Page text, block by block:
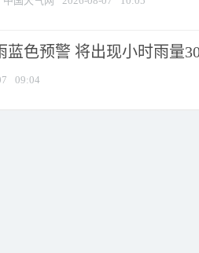
蓝色预警 将出现小时雨量
09:04